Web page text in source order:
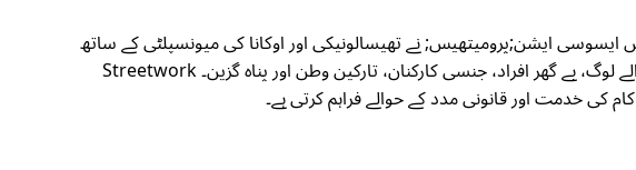
ایسوسی ایشن;پرومیتھیس; نے تھیسالونیکی اور اوکانا کی میونسپلٹی کے ساتھ
مل کر اپنی سڑکوں پر کام کی سرگرمیوں کو تیز کرنے کا اقدام اٹھایا ہے کمزور گروہ جیسے منشیات کا استعمال کرنے والے لوگ، بے گھر افراد، جنسی کارکنان، تارکین وطن اور پناہ گزین۔ Streetwork